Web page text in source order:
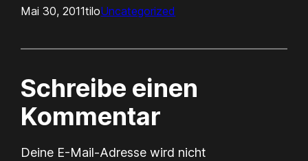
Mai 30, 2011tiloUncategorized
Schreibe einen
Kommentar
Deine E-Mail-Adresse wird nicht